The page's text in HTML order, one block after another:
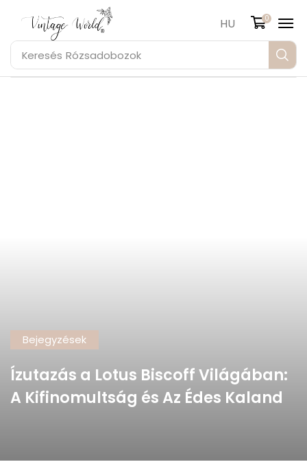
Keresés Rózsadobozok
HU 0
Bejegyzések
Ízutazás a Lotus Biscoff Világában:
A Kifinomultság és Az Édes Kaland